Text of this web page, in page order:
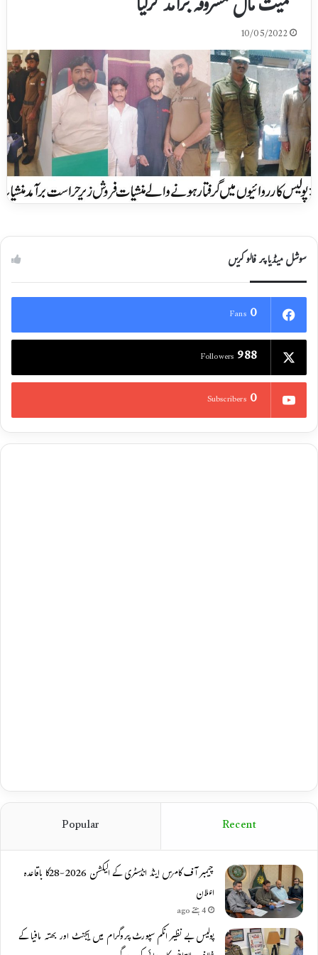
10/05/2022
سوشل میڈیا پر فالو کریں
0
Fans
988
Followers
0
Subscribers
Recent
Popular
چیمبر آف کامرس اینڈ انڈسٹری کے الیکشن 2026-28کا باقاعدہ
اعلان
4 ہفتے ago
پولیس بے نظیر انکم سپورٹ پروگرام میں ایجنٹ اور بھتہ مافیا کے